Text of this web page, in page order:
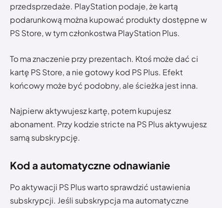
przedsprzedaże. PlayStation podaje, że kartą
podarunkową można kupować produkty dostępne w
PS Store, w tym członkostwa PlayStation Plus.
To ma znaczenie przy prezentach. Ktoś może dać ci
kartę PS Store, a nie gotowy kod PS Plus. Efekt
końcowy może być podobny, ale ścieżka jest inna.
Najpierw aktywujesz kartę, potem kupujesz
abonament. Przy kodzie stricte na PS Plus aktywujesz
samą subskrypcję.
Kod a automatyczne odnawianie
Po aktywacji PS Plus warto sprawdzić ustawienia
subskrypcji. Jeśli subskrypcja ma automatyczne